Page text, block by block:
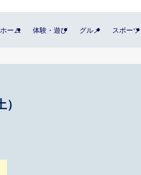
ホーム 体験・遊び グルメ スポーツ